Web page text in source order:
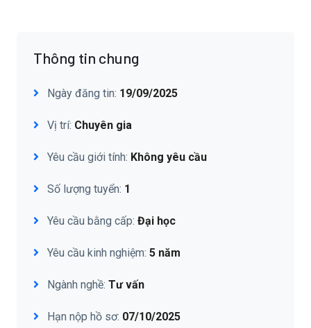
Thông tin chung
Ngày đăng tin: 19/09/2025
Vị trí: Chuyên gia
Yêu cầu giới tính: Không yêu cầu
Số lượng tuyển: 1
Yêu cầu bằng cấp: Đại học
Yêu cầu kinh nghiệm: 5 năm
Ngành nghề: Tư vấn
Hạn nộp hồ sơ: 07/10/2025